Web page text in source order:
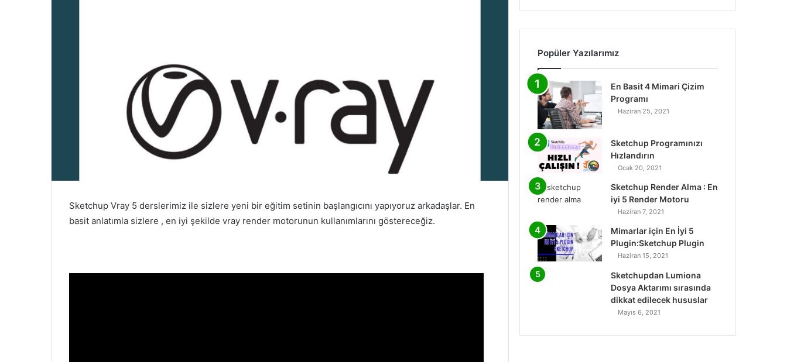
Sketchup Vray 5 derslerimiz ile sizlere yeni bir eğitim setinin başlangıcını yapıyoruz arkadaşlar. En
basit anlatımla sizlere , en iyi şekilde vray render motorunun kullanımlarını göstereceğiz.
Popüler Yazılarımız
En Basit 4 Mimari Çizim
Programı
Haziran 25, 2021
Sketchup Programınızı
Hızlandırın
Ocak 20, 2021
Sketchup Render Alma : En
iyi 5 Render Motoru
Haziran 7, 2021
Mimarlar için En İyi 5
Plugin:Sketchup Plugin
Haziran 15, 2021
Sketchupdan Lumiona
Dosya Aktarımı sırasında
dikkat edilecek hususlar
Mayıs 6, 2021